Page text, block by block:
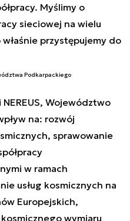
Myślimy o
sieciowej na wielu
przystępujemy do
Podkarpackiego
Województwo
na: rozwój
sprawowanie
w ramach
usług kosmicznych na
Europejskich,
wymiaru